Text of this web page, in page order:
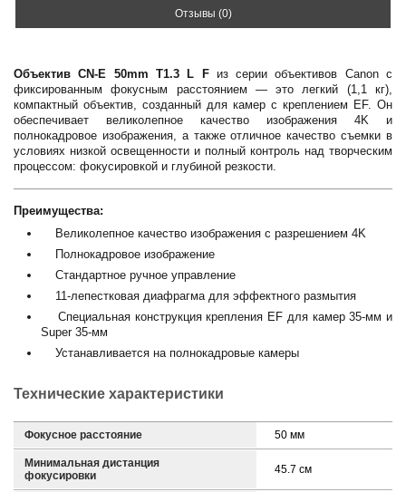
Отзывы (0)
Объектив CN-E 50mm T1.3 L Fиз серии объективов Canon с
фиксированным фокусным расстоянием — это легкий (1,1 кг),
компактный объектив, созданный для камер с креплением EF. Он
обеспечивает великолепное качество изображения 4K и
полнокадровое изображения, а также отличное качество съемки в
условиях низкой освещенности и полный контроль над творческим
процессом: фокусировкой и глубиной резкости.
Преимущества:
Великолепное качество изображения с разрешением 4K
Полнокадровое изображение
Стандартное ручное управление
11-лепестковая диафрагма для эффектного размытия
Специальная конструкция крепления EF для камер 35-мм и
Super 35-мм
Устанавливается на полнокадровые камеры
Технические характеристики
Фокусное расстояние 50 мм
Минимальная дистанция
фокусировки
45.7 см